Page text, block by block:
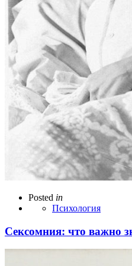
Posted in
Психология
Сексомния: что важно